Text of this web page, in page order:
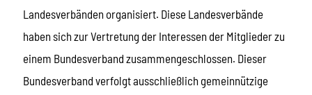
Landesverbänden organisiert. Diese Landesverbände
haben sich zur Vertretung der Interessen der Mitglieder zu
einem Bundesverband zusammengeschlossen. Dieser
Bundesverband verfolgt ausschließlich gemeinnützige